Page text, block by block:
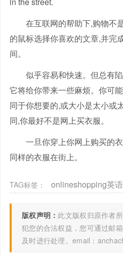
在互联网的帮助下,购物不
的鼠标选择你喜欢的文章,并完
间。
似乎容易和快速。但总有陷
它将给你带来一些麻烦。你可
同于你想要的,或大小是太小或
同,你最好不是网上买衣服。
一旦你穿上你网上购买的衣
同样的衣服在街上。
TAG标签： onlineshopping英
版权声明： 此文版权归原作者
犯您的合法权益，您可通过邮
及时进行处理。email：